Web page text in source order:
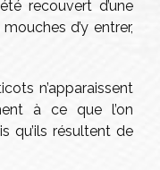
recouvert d’une
d’y entrer,
n’apparaissent
à ce que l’on
qu’ils résultent de